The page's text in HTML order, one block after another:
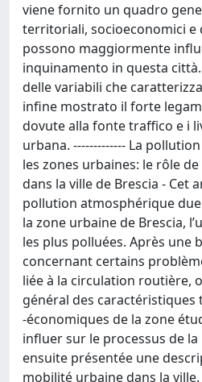
viene fornito un quadro
territoriali, socioeconomici e
possono maggiormente
inquinamento in questa
delle variabili che
infine mostrato il forte
dovute alla fonte traffico e i
urbana. ------------- La
les zones urbaines: le rôle
dans la ville de Brescia - Cet
pollution atmosphérique
la zone urbaine de Brescia,
les plus polluées. Après une
concernant certains
liée à la circulation routière,
général des
-économiques de la zone
influer sur le processus de la
ensuite présentée une
mobilité urbaine dans la